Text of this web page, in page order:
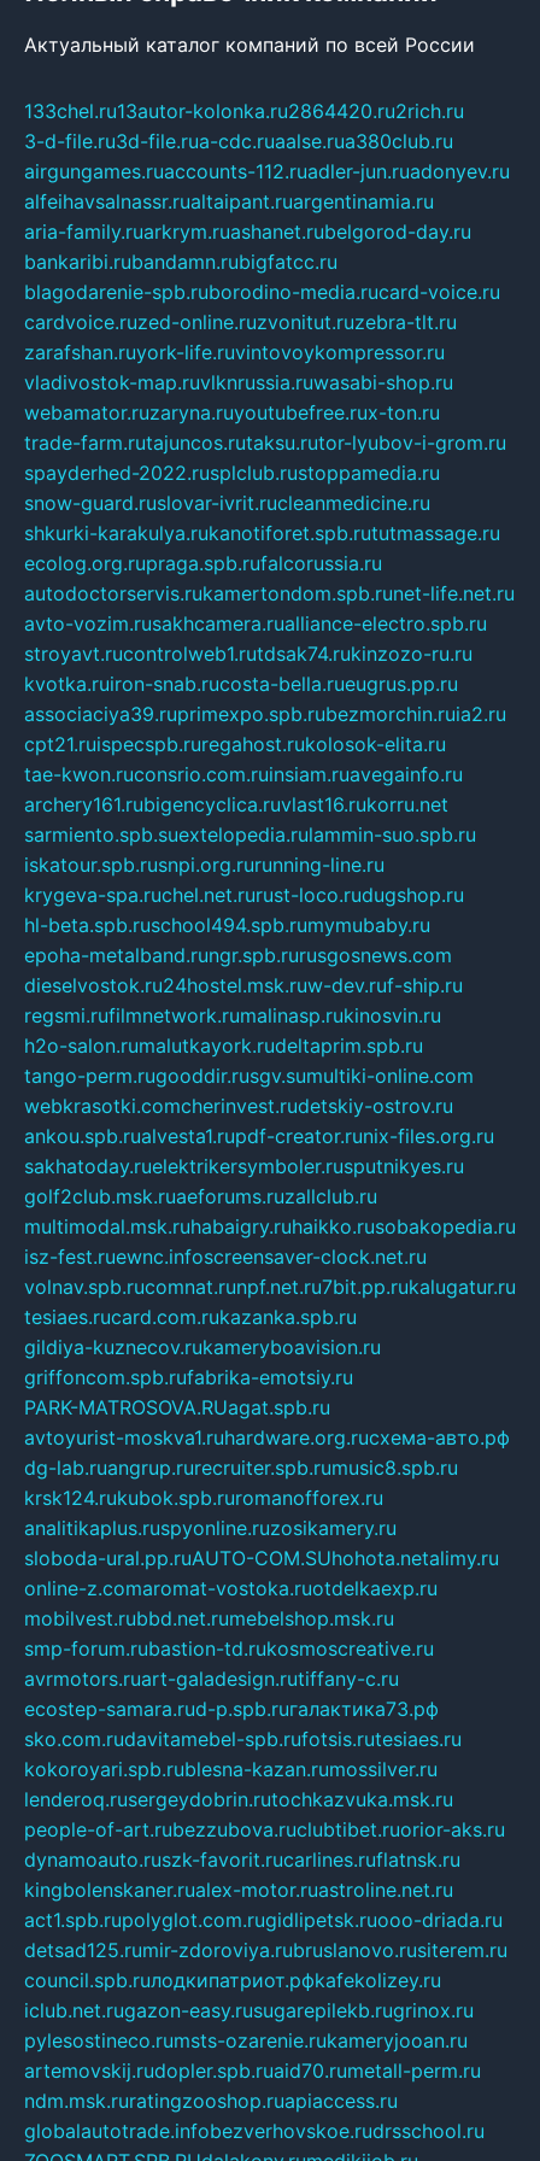
Актуальный каталог компаний по всей России
133chel.ru13autor-kolonka.ru2864420.ru2rich.ru
3-d-file.ru3d-file.rua-cdc.ruaalse.rua380club.ru
airgungames.ruaccounts-112.ruadler-jun.ruadonyev.ru
alfeihavsalnassr.rualtaipant.ruargentinamia.ru
aria-family.ruarkrym.ruashanet.rubelgorod-day.ru
bankaribi.rubandamn.rubigfatcc.ru
blagodarenie-spb.ruborodino-media.rucard-voice.ru
cardvoice.ruzed-online.ruzvonitut.ruzebra-tlt.ru
zarafshan.ruyork-life.ruvintovoykompressor.ru
vladivostok-map.ruvlknrussia.ruwasabi-shop.ru
webamator.ruzaryna.ruyoutubefree.rux-ton.ru
trade-farm.rutajuncos.rutaksu.rutor-lyubov-i-grom.ru
spayderhed-2022.rusplclub.rustoppamedia.ru
snow-guard.ruslovar-ivrit.rucleanmedicine.ru
shkurki-karakulya.rukanotiforet.spb.rututmassage.ru
ecolog.org.rupraga.spb.rufalcorussia.ru
autodoctorservis.rukamertondom.spb.runet-life.net.ru
avto-vozim.rusakhcamera.rualliance-electro.spb.ru
stroyavt.rucontrolweb1.rutdsak74.rukinzozo-ru.ru
kvotka.ruiron-snab.rucosta-bella.rueugrus.pp.ru
associaciya39.ruprimexpo.spb.rubezmorchin.ruia2.ru
cpt21.ruispecspb.ruregahost.rukolosok-elita.ru
tae-kwon.ruconsrio.com.ruinsiam.ruavegainfo.ru
archery161.rubigencyclica.ruvlast16.rukorru.net
sarmiento.spb.suextelopedia.rulammin-suo.spb.ru
iskatour.spb.rusnpi.org.rurunning-line.ru
krygeva-spa.ruchel.net.rurust-loco.rudugshop.ru
hl-beta.spb.ruschool494.spb.rumymubaby.ru
epoha-metalband.rungr.spb.rurusgosnews.com
dieselvostok.ru24hostel.msk.ruw-dev.ruf-ship.ru
regsmi.rufilmnetwork.rumalinasp.rukinosvin.ru
h2o-salon.rumalutkayork.rudeltaprim.spb.ru
tango-perm.rugooddir.rusgv.sumultiki-online.com
webkrasotki.comcherinvest.rudetskiy-ostrov.ru
ankou.spb.rualvesta1.rupdf-creator.runix-files.org.ru
sakhatoday.ruelektrikersymboler.rusputnikyes.ru
golf2club.msk.ruaeforums.ruzallclub.ru
multimodal.msk.ruhabaigry.ruhaikko.rusobakopedia.ru
isz-fest.ruewnc.infoscreensaver-clock.net.ru
volnav.spb.rucomnat.runpf.net.ru7bit.pp.rukalugatur.ru
tesiaes.rucard.com.rukazanka.spb.ru
gildiya-kuznecov.rukameryboavision.ru
griffoncom.spb.rufabrika-emotsiy.ru
PARK-MATROSOVA.RUagat.spb.ru
avtoyurist-moskva1.ruhardware.org.ruсхема-авто.рф
dg-lab.ruangrup.rurecruiter.spb.rumusic8.spb.ru
krsk124.rukubok.spb.ruromanofforex.ru
analitikaplus.ruspyonline.ruzosikamery.ru
sloboda-ural.pp.ruAUTO-COM.SUhohota.netalimy.ru
online-z.comaromat-vostoka.ruotdelkaexp.ru
mobilvest.rubbd.net.rumebelshop.msk.ru
smp-forum.rubastion-td.rukosmoscreative.ru
avrmotors.ruart-galadesign.rutiffany-c.ru
ecostep-samara.rud-p.spb.ruгалактика73.рф
sko.com.rudavitamebel-spb.rufotsis.rutesiaes.ru
kokoroyari.spb.rublesna-kazan.rumossilver.ru
lenderoq.rusergeydobrin.rutochkazvuka.msk.ru
people-of-art.rubezzubova.ruclubtibet.ruorior-aks.ru
dynamoauto.ruszk-favorit.rucarlines.ruflatnsk.ru
kingbolenskaner.rualex-motor.ruastroline.net.ru
act1.spb.rupolyglot.com.rugidlipetsk.ruooo-driada.ru
detsad125.rumir-zdoroviya.rubruslanovo.rusiterem.ru
council.spb.ruлодкипатриот.рфkafekolizey.ru
iclub.net.rugazon-easy.rusugarepilekb.rugrinox.ru
pylesostineco.rumsts-ozarenie.rukameryjooan.ru
artemovskij.rudopler.spb.ruaid70.rumetall-perm.ru
ndm.msk.ruratingzooshop.ruapiaccess.ru
globalautotrade.infobezverhovskoe.rudrsschool.ru